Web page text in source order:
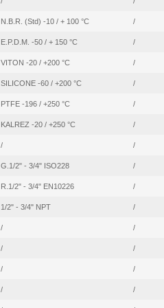
N.B.R. (Std) -10 / + 100 °C /
E.P.D.M. -50 / + 150 °C /
VITON -20 / +200 °C /
SILICONE -60 / +200 °C /
PTFE -196 / +250 °C /
KALREZ -20 / +250 °C /
/ /
G.1/2" - 3/4" ISO228 /
R.1/2" - 3/4" EN10226 /
1/2" - 3/4" NPT /
/ /
/ /
/ /
/ /